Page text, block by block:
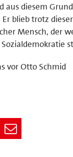
aus diesem
Er blieb trotz
Mensch, der
vor Otto Schmid